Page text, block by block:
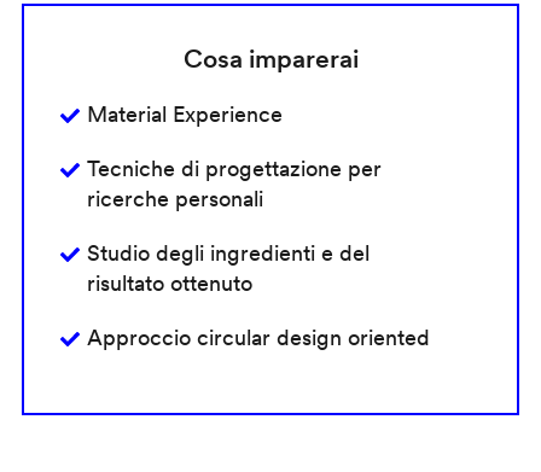
Cosa imparerai
Material Experience
Tecniche di progettazione per
ricerche personali
Studio degli ingredienti e del
risultato ottenuto
Approccio circular design oriented